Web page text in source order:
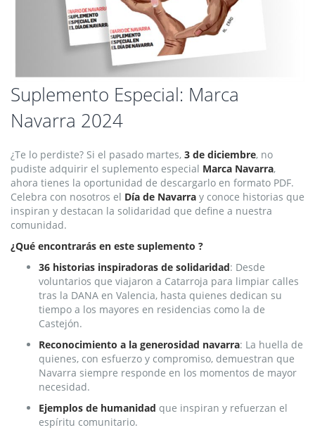
Suplemento Especial: Marca
Navarra 2024
¿Te lo perdiste? Si el pasado martes, 3 de diciembre, no
pudiste adquirir el suplemento especial Marca Navarra,
ahora tienes la oportunidad de descargarlo en formato PDF.
Celebra con nosotros el Día de Navarra y conoce historias que
inspiran y destacan la solidaridad que define a nuestra
comunidad.
¿Qué encontrarás en este suplemento ?
36 historias inspiradoras de solidaridad: Desde
voluntarios que viajaron a Catarroja para limpiar calles
tras la DANA en Valencia, hasta quienes dedican su
tiempo a los mayores en residencias como la de
Castejón.
Reconocimiento a la generosidad navarra: La huella de
quienes, con esfuerzo y compromiso, demuestran que
Navarra siempre responde en los momentos de mayor
necesidad.
Ejemplos de humanidad que inspiran y refuerzan el
espíritu comunitario.
Saltar
al
comienzo
de
galería
de
imágenes